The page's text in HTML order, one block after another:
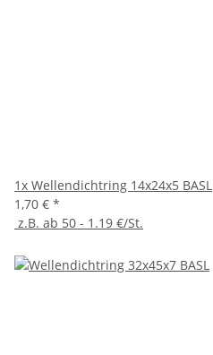
1x Wellendichtring 14x24x5 BASL
1,70 € *
z.B. ab 50 - 1.19 €/St.